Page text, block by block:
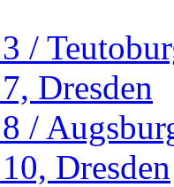
/
Dresden
/
Dresden